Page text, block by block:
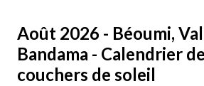
Août 2026 - Béoumi,
Bandama - Calendrier
couchers de soleil